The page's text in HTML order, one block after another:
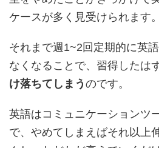
ケースが多く見受けられます。
それまで週1~2回定期的に英
なくなることで、習得したは
け落ちてしまう のです。
英語はコミュニケーションツ
で、やめてしまえばそれ以上